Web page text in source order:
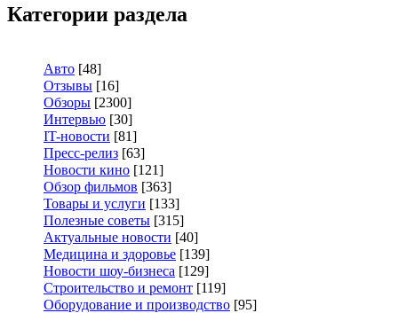
Категории раздела
Авто [48]
Отзывы [16]
Обзоры [2300]
Интервью [30]
IT-новости [81]
Пресс-релиз [63]
Новости кино [121]
Обзор фильмов [363]
Товары и услуги [133]
Полезные советы [315]
Актуальные новости [40]
Медицина и здоровье [139]
Новости шоу-бизнеса [129]
Строительство и ремонт [119]
Оборудование и производство [95]